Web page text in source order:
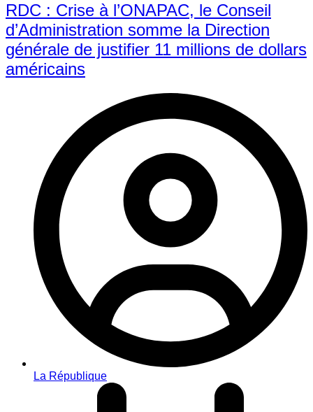
RDC : Crise à l’ONAPAC, le Conseil
d’Administration somme la Direction
générale de justifier 11 millions de dollars
américains
La République